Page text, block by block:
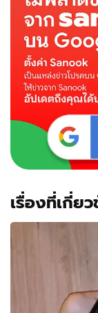
ใหม่
'จอห์น'
เรื่องที่เกี่ย